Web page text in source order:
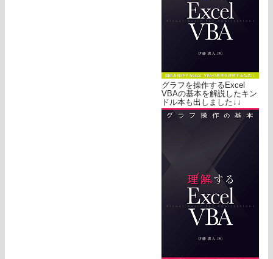
グラフを操作するExcel
VBAの基本を解説したキン
ドル本も出しました↓↓